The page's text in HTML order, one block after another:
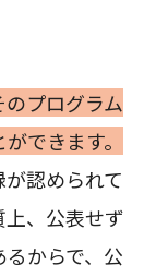
プログラム
できます。
認められて
、公表せず
からで、公